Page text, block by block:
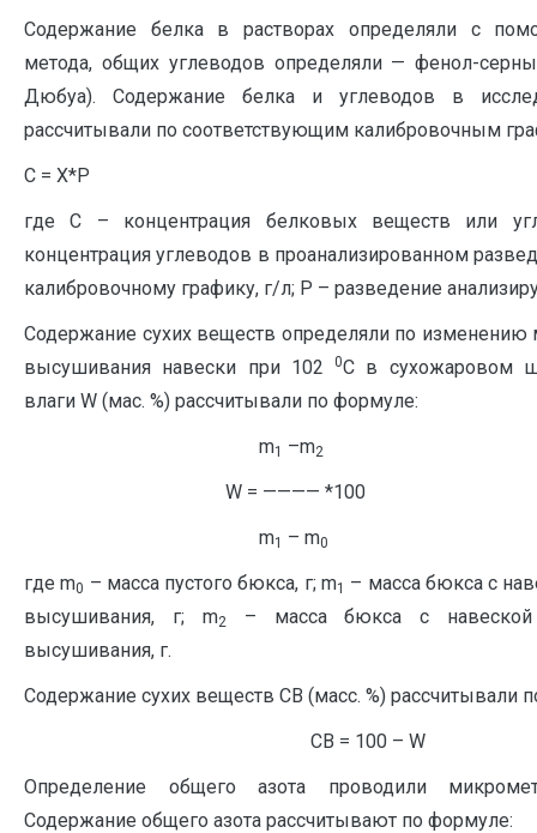
Содержание белка в растворах определяли с
метода, общих углеводов определяли — фенол-
Дюбуа). Содержание белка и углеводов в
рассчитывали по соответствующим калибровочным
С = X*Р
где С – концентрация белковых веществ или
концентрация углеводов в проанализированном
калибровочному графику, г/л; Р – разведение
Содержание сухих веществ определяли по изменению
высушивания навески при 102
0С в сухожаровом
влаги W (мас. %) рассчитывали по формуле:
m1 –m2
W = ———— *100
m1 – m0
где m0 – масса пустого бюкса, г; m1 – масса бюкса с
высушивания, г; m2
– масса бюкса с навеской
высушивания, г.
Содержание сухих веществ СВ (масс. %) рассчитывали
СВ = 100 – W
Определение общего азота проводили
Содержание общего азота рассчитывают по формуле: